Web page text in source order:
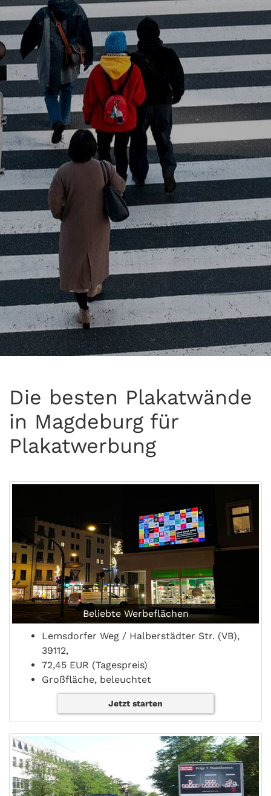
Die besten Plakatwände
in Magdeburg für
Plakatwerbung
Beliebte Werbeflächen
Lemsdorfer Weg / Halberstädter Str. (VB),
39112,
72,45 EUR (Tagespreis)
Großfläche, beleuchtet
Jetzt starten